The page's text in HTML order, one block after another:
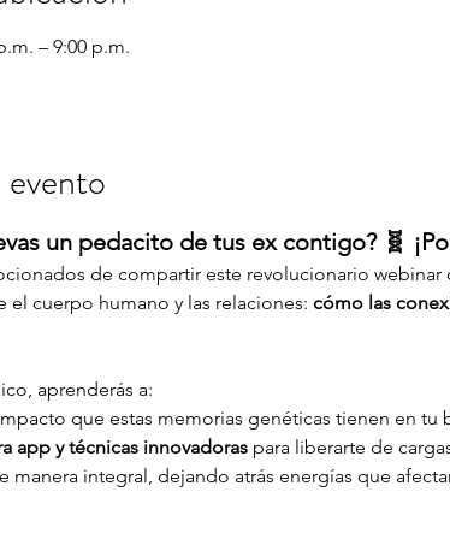
– 9:00 p.m.
un pedacito de tus ex contigo? 🧬
de compartir este revolucionario
el cuerpo humano y las relaciones: cómo las
aprenderás a:
que estas memorias genéticas tienen en tu
app y técnicas innovadoras para liberarte de
manera integral, dejando atrás energías que